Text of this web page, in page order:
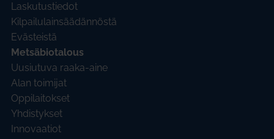
Laskutustiedot
Kilpailulainsäädännöstä
Evästeistä
Metsäbiotalous
Uusiutuva raaka-aine
Alan toimijat
Oppilaitokset
Yhdistykset
Innovaatiot